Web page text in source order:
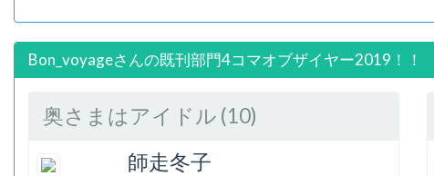
Bon_voyageさんの既刊部門4コマオブザイヤー2019！！
奥さまはアイドル (10)
師走冬子